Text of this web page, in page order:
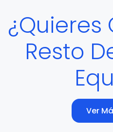
¿Quieres
Resto
Ver